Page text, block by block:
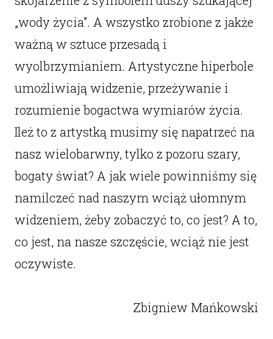
„wody życia”. A wszystko zrobione z jakże
ważną w sztuce przesadą i
wyolbrzymianiem. Artystyczne hiperbole
umożliwiają widzenie, przeżywanie i
rozumienie bogactwa wymiarów życia.
Ileż to z artystką musimy się napatrzeć na
nasz wielobarwny, tylko z pozoru szary,
bogaty świat? A jak wiele powinniśmy się
namilczeć nad naszym wciąż ułomnym
widzeniem, żeby zobaczyć to, co jest? A to,
co jest, na nasze szczęście, wciąż nie jest
oczywiste.
Zbigniew Mańkowski